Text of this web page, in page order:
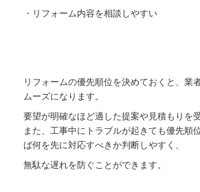
・リフォーム内容を相談しやすい
リフォームの優先順位を決めておくと、業
ムーズになります。
要望が明確なほど適した提案や見積もりを
また、工事中にトラブルが起きても優先順
ば何を先に対応すべきか判断しやすく、
無駄な遅れを防ぐことができます。